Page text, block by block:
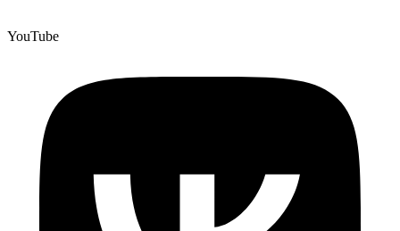
YouTube